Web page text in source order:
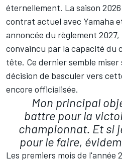
éternellement. La saison
contrat actuel avec Yamaha
annoncée du règlement
convaincu par la capacité du
tête. Ce dernier semble miser
décision de basculer vers
encore officialisée.
Mon principal
battre pour la
championnat. Et si
pour le faire,
Les premiers mois de l'année